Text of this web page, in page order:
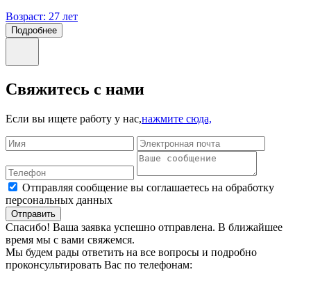
Возраст: 27 лет
Подробнее
Свяжитесь с нами
Если вы ищете работу у нас,нажмите сюда,
Отправляя сообщение вы соглашаетесь на обработку
персональных данных
Отправить
Спасибо! Ваша заявка успешно отправлена. В ближайшее
время мы с вами свяжемся.
Мы будем рады ответить на все вопросы и подробно
проконсультировать Вас по телефонам: